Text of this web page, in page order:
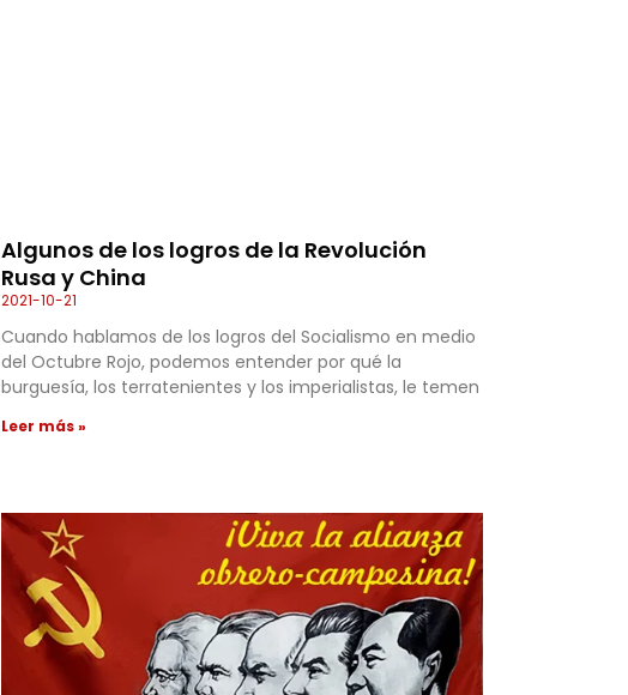
Algunos de los logros de la Revolución
Rusa y China
2021-10-21
Cuando hablamos de los logros del Socialismo en medio
del Octubre Rojo, podemos entender por qué la
burguesía, los terratenientes y los imperialistas, le temen
Leer más »